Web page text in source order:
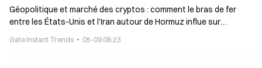
Géopolitique et marché des cryptos : comment le bras de fer
entre les États-Unis et l’Iran autour de Hormuz influe sur
Gate Instant Trends 05-09 08:23